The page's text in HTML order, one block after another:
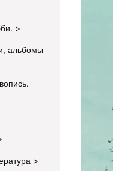
альбомы